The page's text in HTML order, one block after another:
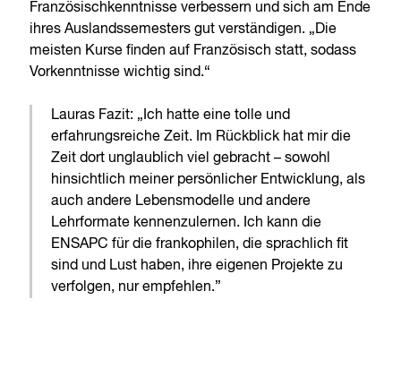
Französischkenntnisse verbessern und sich am Ende
ihres Auslandssemesters gut verständigen. „Die
meisten Kurse finden auf Französisch statt, sodass
Vorkenntnisse wichtig sind.“
Lauras Fazit: „Ich hatte eine tolle und
erfahrungsreiche Zeit. Im Rückblick hat mir die
Zeit dort unglaublich viel gebracht – sowohl
hinsichtlich meiner persönlicher Entwicklung, als
auch andere Lebensmodelle und andere
Lehrformate kennenzulernen. Ich kann die
ENSAPC für die frankophilen, die sprachlich fit
sind und Lust haben, ihre eigenen Projekte zu
verfolgen, nur empfehlen.”